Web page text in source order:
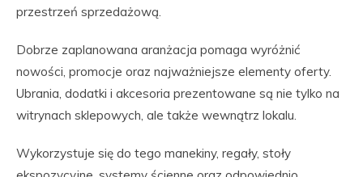
przestrzeń sprzedażową.
Dobrze zaplanowana aranżacja pomaga wyróżnić
nowości, promocje oraz najważniejsze elementy oferty.
Ubrania, dodatki i akcesoria prezentowane są nie tylko na
witrynach sklepowych, ale także wewnątrz lokalu.
Wykorzystuje się do tego manekiny, regały, stoły